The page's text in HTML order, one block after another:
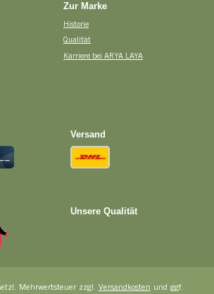
Zur Marke
Historie
Qualität
Karriere bei ARYA LAYA
Versand
Unsere Qualität
Mehrwertsteuer zzgl. Versandkosten und ggf.